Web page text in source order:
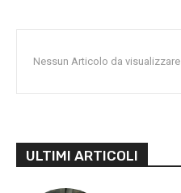
Nessun Articolo da visualizzare
ULTIMI ARTICOLI